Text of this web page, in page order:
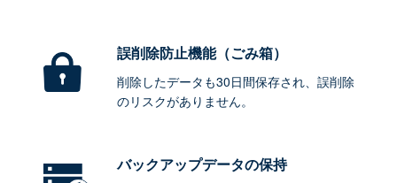
誤削除防止機能（ごみ箱）
削除したデータも30日間保存され、誤削除
のリスクがありません。
バックアップデータの保持